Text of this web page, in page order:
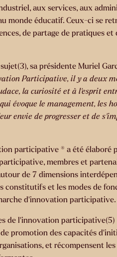
aux services, aux
monde éducatif. Ceux-ci se
de partage de pratiques et
sa présidente Muriel
Participative, il y a deux
la curiosité et à l’esprit
qui évoque le management, les
envie de progresser et de
participative ® a été élaboré
membres et
de 7 dimensions
constitutifs et les modes de
d’innovation participative.
de l’innovation participative(5)
promotion des capacités
et récompensent